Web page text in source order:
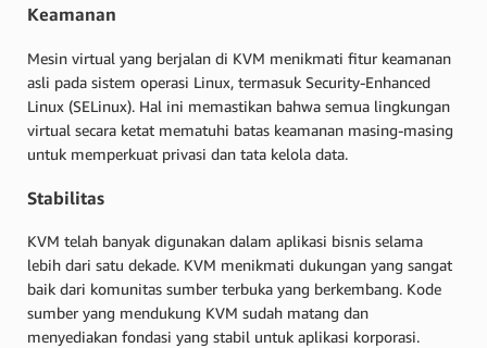
Keamanan
Mesin virtual yang berjalan di KVM menikmati fitur keamanan
asli pada sistem operasi Linux, termasuk Security-Enhanced
Linux (SELinux). Hal ini memastikan bahwa semua lingkungan
virtual secara ketat mematuhi batas keamanan masing-masing
untuk memperkuat privasi dan tata kelola data.
Stabilitas
KVM telah banyak digunakan dalam aplikasi bisnis selama
lebih dari satu dekade. KVM menikmati dukungan yang sangat
baik dari komunitas sumber terbuka yang berkembang. Kode
sumber yang mendukung KVM sudah matang dan
menyediakan fondasi yang stabil untuk aplikasi korporasi.